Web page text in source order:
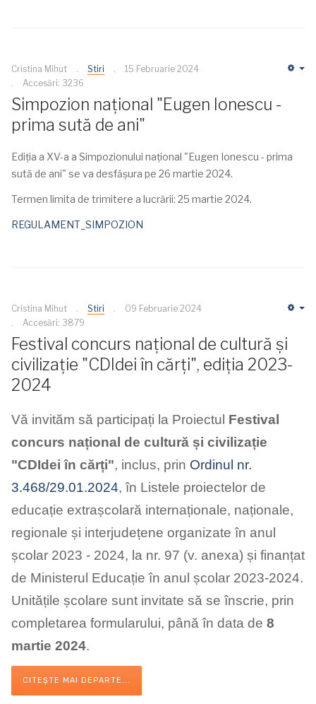
Cristina Mihut Stiri
15 Februarie 2024
Accesări: 3236
Simpozion național "Eugen Ionescu -
prima sută de ani"
Ediția a XV-a a Simpozionului național "Eugen Ionescu - prima
sută de ani" se va desfășura pe 26 martie 2024.
Termen limita de trimitere a lucrării: 25 martie 2024.
REGULAMENT_SIMPOZION
Cristina Mihut Stiri
09 Februarie 2024
Accesări: 3879
Festival concurs național de cultură și
civilizație "CDIdei în cărți", ediția 2023-
2024
Vă invităm să participați la Proiectul Festival
concurs național de cultură și civilizație
"CDIdei în cărți", inclus, prin Ordinul nr.
3.468/29.01.2024, în Listele proiectelor de
educație extrașcolară internaționale, naționale,
regionale și interjudețene organizate în anul
școlar 2023 - 2024, la nr. 97 (v. anexa) și finanțat
de Ministerul Educație în anul școlar 2023-2024.
Unitățile școlare sunt invitate să se înscrie, prin
completarea formularului, până în data de 8
martie 2024.
CITEȘTE MAI DEPARTE...